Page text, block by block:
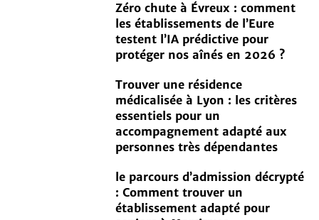
Zéro chute à Évreux : comment
les établissements de l’Eure
testent l’IA prédictive pour
protéger nos aînés en 2026 ?
Trouver une résidence
médicalisée à Lyon : les critères
essentiels pour un
accompagnement adapté aux
personnes très dépendantes
le parcours d’admission décrypté
: Comment trouver un
établissement adapté pour